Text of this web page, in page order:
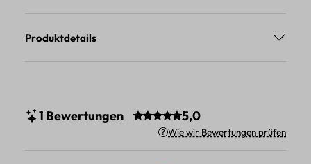
Produktdetails
1 Bewertungen Durchschnittliche Bewertung
5,0
Wie wir Bewertungen prüfen